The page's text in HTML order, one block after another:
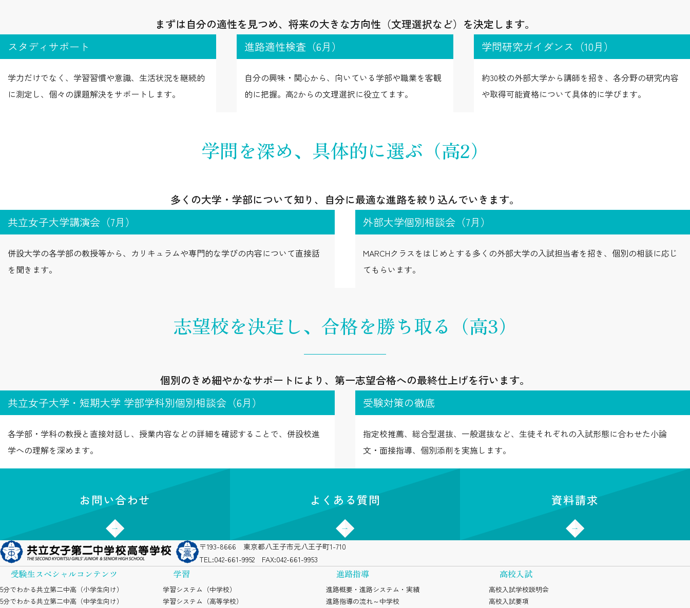
まずは自分の適性を見つめ、将来の大きな方向性（文理選択など）を決定します。
スタディサポート
学力だけでなく、学習習慣や意識、生活状況を継続的
に測定し、個々の課題解決をサポートします。
進路適性検査（6月）
自分の興味・関心から、向いている学部や職業を客観
的に把握。高2からの文理選択に役立てます。
学問研究ガイダンス（10月）
約30校の外部大学から講師を招き、各分野の研究内容
や取得可能資格について具体的に学びます。
学問を深め、 具体的に選ぶ（高2）
多くの大学・学部について知り、自分に最適な進路を絞り込んでいきます。
共立女子大学講演会（7月）
併設大学の各学部の教授等から、カリキュラムや専門的な学びの内容について直接話
を聞きます。
外部大学個別相談会（7月）
MARCHクラスをはじめとする多くの外部大学の入試担当者を招き、個別の相談に応じ
てもらいます。
志望校を決定し、 合格を勝ち取る（高3）
個別のきめ細やかなサポートにより、第一志望合格への最終仕上げを行います。
共立女子大学・短期大学 学部学科別個別相談会（6月）
各学部・学科の教授と直接対話し、授業内容などの詳細を確認することで、併設校進
学への理解を深めます。
受験対策の徹底
指定校推薦、総合型選抜、一般選抜など、生徒それぞれの入試形態に合わせた小論
文・面接指導、個別添削を実施します。
お問い合わせ よくある質問 資料請求
〒193-8666 東京都八王子市元八王子町1-710
TEL:042-661-9952 FAX:042-661-9953
受験生スペシャルコンテンツ
5分でわかる共立第二中高（小学生向け）
5分でわかる共立第二中高（中学生向け）
学習
学習システム（中学校）
学習システム（高等学校）
進路指導
進路概要・進路システム・実績
進路指導の流れ～中学校
高校入試
高校入試学校説明会
高校入試要項